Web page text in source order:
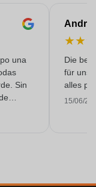
una
Sin
★★
Die
für
alles
15/06/